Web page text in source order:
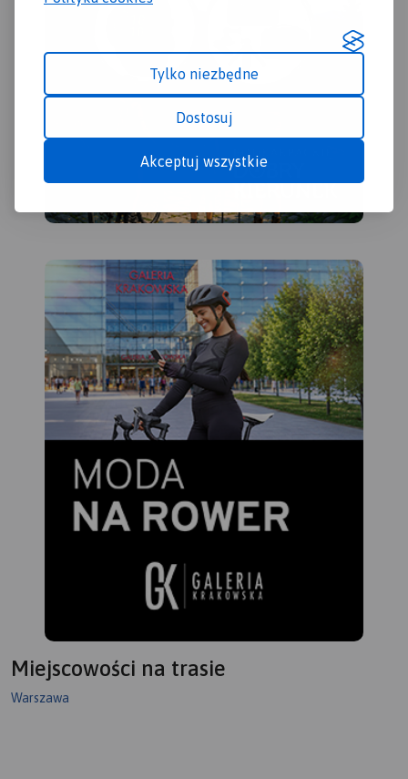
Tylko niezbędne
Dostosuj
Akceptuj wszystkie
Kalwarii.
Miejscowości na trasie
Warszawa